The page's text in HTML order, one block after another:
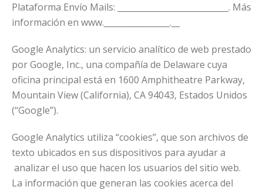
Plataforma Envío Mails: ___________________________. Más
información en www.________________.__
Google Analytics: un servicio analítico de web prestado
por Google, Inc., una compañía de Delaware cuya
oficina principal está en 1600 Amphitheatre Parkway,
Mountain View (California), CA 94043, Estados Unidos
(“Google”).
Google Analytics utiliza “cookies”, que son archivos de
texto ubicados en sus dispositivos para ayudar a
analizar el uso que hacen los usuarios del sitio web.
La información que generan las cookies acerca del